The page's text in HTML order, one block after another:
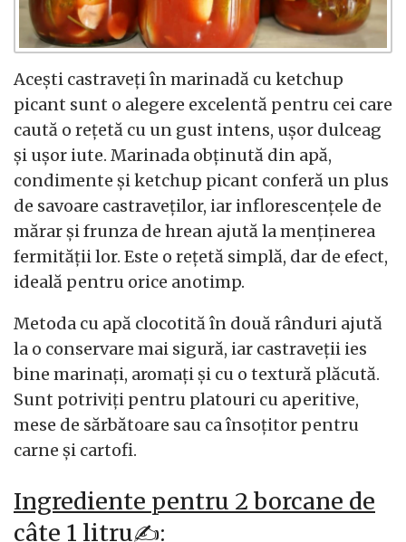
Acești castraveți în marinadă cu ketchup
picant sunt o alegere excelentă pentru cei care
caută o rețetă cu un gust intens, ușor dulceag
și ușor iute. Marinada obținută din apă,
condimente și ketchup picant conferă un plus
de savoare castraveților, iar inflorescențele de
mărar și frunza de hrean ajută la menținerea
fermității lor. Este o rețetă simplă, dar de efect,
ideală pentru orice anotimp.
Metoda cu apă clocotită în două rânduri ajută
la o conservare mai sigură, iar castraveții ies
bine marinați, aromați și cu o textură plăcută.
Sunt potriviți pentru platouri cu aperitive,
mese de sărbătoare sau ca însoțitor pentru
carne și cartofi.
Ingrediente pentru 2 borcane de
câte 1 litru✍️: